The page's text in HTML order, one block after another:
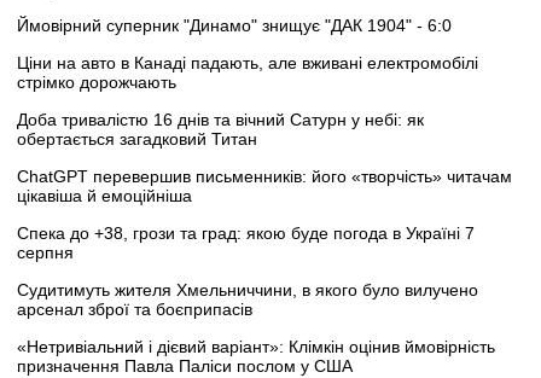
Ймовірний суперник "Динамо" знищує "ДАК 1904" - 6:0
Ціни на авто в Канаді падають, але вживані електромобілі
стрімко дорожчають
Доба тривалістю 16 днів та вічний Сатурн у небі: як
обертається загадковий Титан
ChatGPT перевершив письменників: його «творчість» читачам
цікавіша й емоційніша
Спека до +38, грози та град: якою буде погода в Україні 7
серпня
Судитимуть жителя Хмельниччини, в якого було вилучено
арсенал зброї та боєприпасів
«Нетривіальний і дієвий варіант»: Клімкін оцінив ймовірність
призначення Павла Паліси послом у США